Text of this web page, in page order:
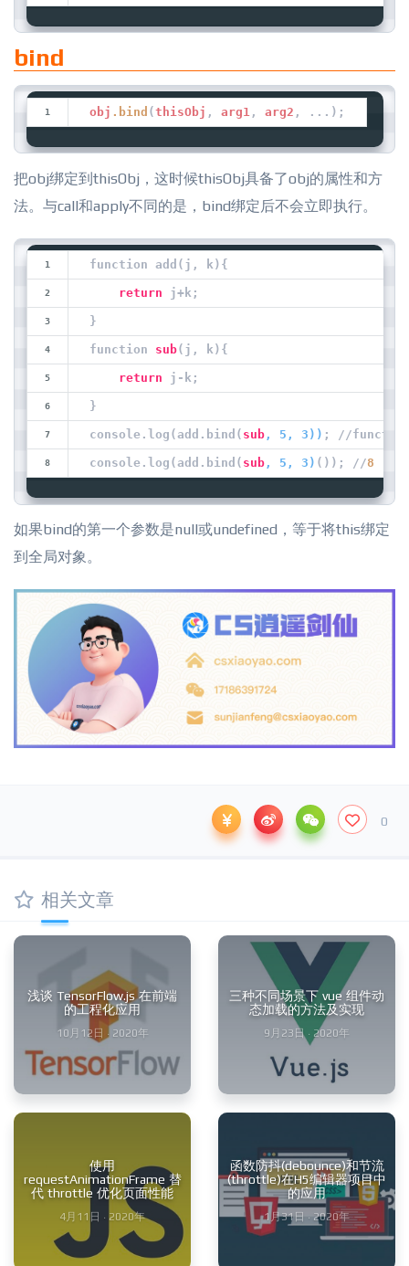
bind
obj .bind (thisObj , arg1 , arg2 , ...);
把obj绑定到thisObj，这时候thisObj具备了obj的属性和方
法。与call和apply不同的是，bind绑定后不会立即执行。
function add(j, k){
return j+k;
}
function sub(j, k){
return j-k;
}
console.log(add.bind( sub, 5, 3)) ; //
console.log(add.bind( sub, 5, 3) ()); //8
如果bind的第一个参数是null或undefined，等于将this绑定
到全局对象。
0
相关文章
浅谈 TensorFlow.js 在前端
的工程化应用
10月12日 · 2020年
三种不同场景下 vue 组件动
态加载的方法及实现
9月23日 · 2020年
使用
requestAnimationFrame 替
代 throttle 优化页面性能
4月11日 · 2020年
函数防抖(debounce)和节流
(throttle)在H5编辑器项目中
的应用
1月31日 · 2020年